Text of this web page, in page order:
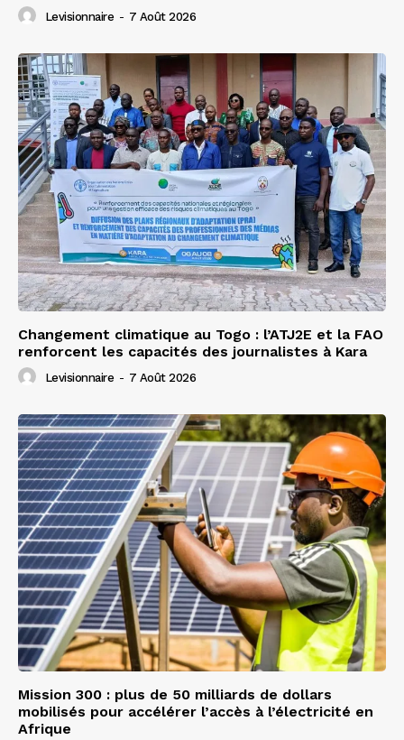
Levisionnaire - 7 Août 2026
Changement climatique au Togo : l’ATJ2E et la FAO
renforcent les capacités des journalistes à Kara
Levisionnaire - 7 Août 2026
Mission 300 : plus de 50 milliards de dollars
mobilisés pour accélérer l’accès à l’électricité en
Afrique